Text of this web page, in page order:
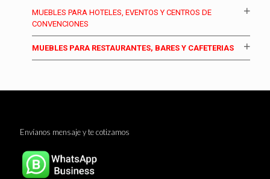
MUEBLES PARA HOTELES, EVENTOS Y CENTROS DE
CONVENCIONES
MUEBLES PARA RESTAURANTES, BARES Y CAFETERIAS
Envíanos mensaje y te cotizamos